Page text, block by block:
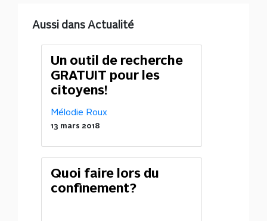
Aussi dans Actualité
Un outil de recherche
GRATUIT pour les
citoyens!
Mélodie Roux
13 mars 2018
Quoi faire lors du
confinement?